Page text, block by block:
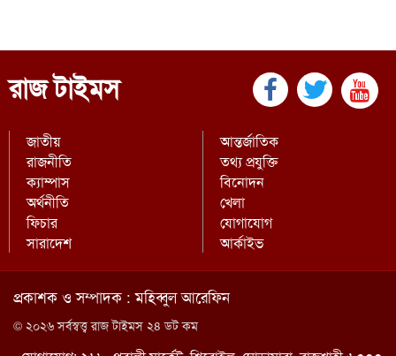
রাজ টাইমস
জাতীয়
রাজনীতি
আন্তর্জাতিক
তথ্য প্রযুক্তি
ক্যাম্পাস
অর্থনীতি
বিনোদন
খেলা
ফিচার
সারাদেশ
যোগাযোগ
আর্কাইভ
প্রকাশক ও সম্পাদক : মহিব্বুল আরেফিন
© ২০২৬ সর্বস্বত্ত্ব রাজ টাইমস ২৪ ডট কম